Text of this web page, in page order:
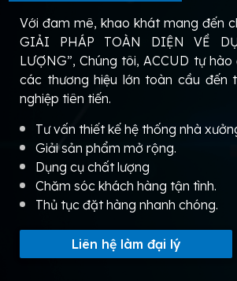
Với đam mê, khao khát mang đến
GIẢI PHÁP TOÀN DIỆN VỀ
LƯỢNG”, Chúng tôi, ACCUD tự
các thương hiệu lớn toàn cầu đến
nghiệp tiên tiến.
Tư vấn thiết kế hệ thống nhà
Giải sản phẩm mở rộng.
Dụng cụ chất lượng
Chăm sóc khách hàng tận tình.
Thủ tục đặt hàng nhanh chóng.
Liên hệ làm đại lý